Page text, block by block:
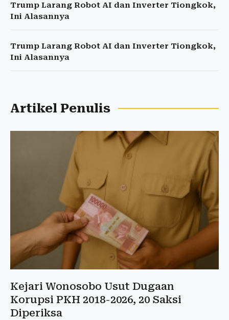
Trump Larang Robot AI dan Inverter Tiongkok,
Ini Alasannya
Trump Larang Robot AI dan Inverter Tiongkok,
Ini Alasannya
Artikel Penulis
Kejari Wonosobo Usut Dugaan
Korupsi PKH 2018-2026, 20 Saksi
Diperiksa